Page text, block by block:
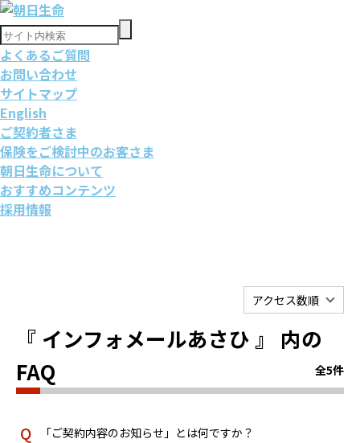
よくあるご質問
お問い合わせ
サイトマップ
English
ご契約者さま
保険をご検討中のお客さま
朝日生命について
おすすめコンテンツ
採用情報
アクセス数順
『 インフォメールあさひ 』 内の
FAQ
全5件
「ご契約内容のお知らせ」とは何ですか？